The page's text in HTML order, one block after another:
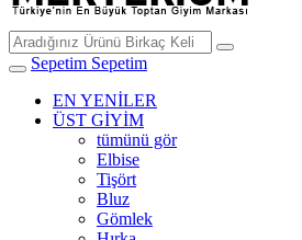
Sepetim Sepetim
EN YENİLER
ÜST GİYİM
tümünü gör
Elbise
Tişört
Bluz
Gömlek